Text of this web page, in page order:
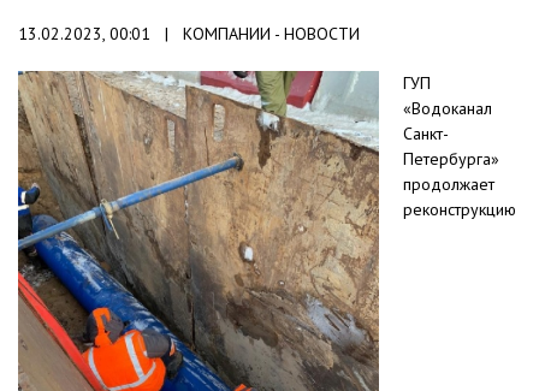
13.02.2023, 00:01 | КОМПАНИИ - НОВОСТИ
ГУП
«Водоканал
Санкт-
Петербурга»
продолжает
реконструкцию